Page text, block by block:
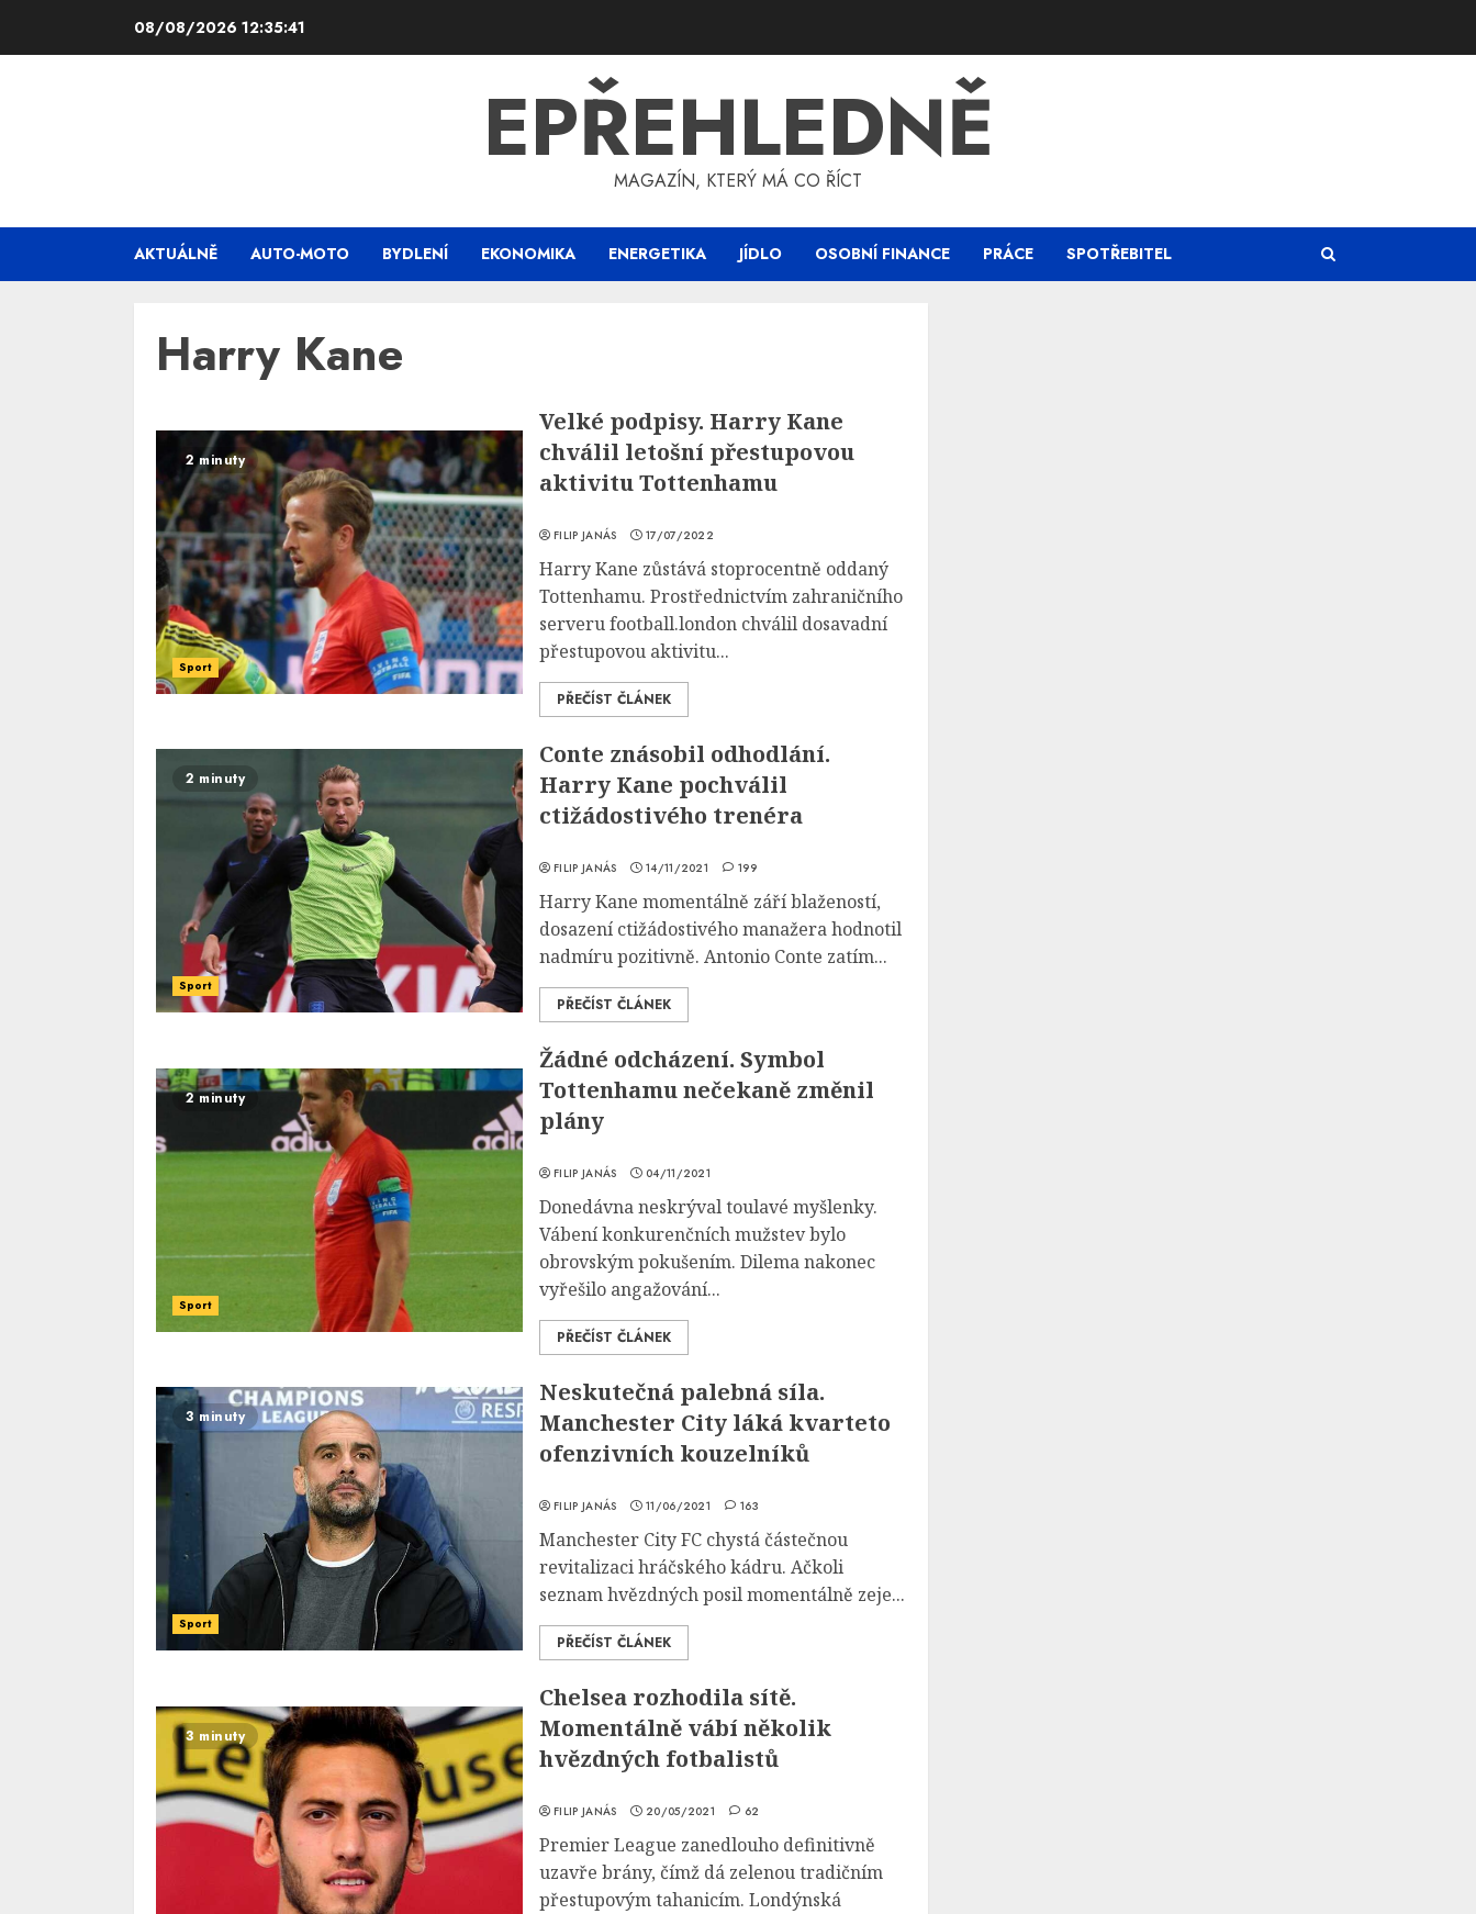
08/08/2026 12:35:41
EPŘEHLEDNĚ
MAGAZÍN, KTERÝ MÁ CO ŘÍCT
AKTUÁLNĚ AUTO-MOTO BYDLENÍ EKONOMIKA ENERGETIKA JÍDLO OSOBNÍ FINANCE PRÁCE SPOTŘEBITEL
Harry Kane
2 minuty
Sport
Velké podpisy. Harry Kane
chválil letošní přestupovou
aktivitu Tottenhamu
FILIP JANÁS 17/07/2022
Harry Kane zůstává stoprocentně oddaný
Tottenhamu. Prostřednictvím zahraničního
serveru football.london chválil dosavadní
přestupovou aktivitu...
PŘEČÍST ČLÁNEK
2 minuty
Sport
Conte znásobil odhodlání.
Harry Kane pochválil
ctižádostivého trenéra
FILIP JANÁS 14/11/2021 199
Harry Kane momentálně září blažeností,
dosazení ctižádostivého manažera hodnotil
nadmíru pozitivně. Antonio Conte zatím...
PŘEČÍST ČLÁNEK
2 minuty
Sport
Žádné odcházení. Symbol
Tottenhamu nečekaně změnil
plány
FILIP JANÁS 04/11/2021
Donedávna neskrýval toulavé myšlenky.
Vábení konkurenčních mužstev bylo
obrovským pokušením. Dilema nakonec
vyřešilo angažování...
PŘEČÍST ČLÁNEK
3 minuty
Sport
Neskutečná palebná síla.
Manchester City láká kvarteto
ofenzivních kouzelníků
FILIP JANÁS 11/06/2021 163
Manchester City FC chystá částečnou
revitalizaci hráčského kádru. Ačkoli
seznam hvězdných posil momentálně zeje...
PŘEČÍST ČLÁNEK
3 minuty
Chelsea rozhodila sítě.
Momentálně vábí několik
hvězdných fotbalistů
FILIP JANÁS 20/05/2021 62
Premier League zanedlouho definitivně
uzavře brány, čímž dá zelenou tradičním
přestupovým tahanicím. Londýnská